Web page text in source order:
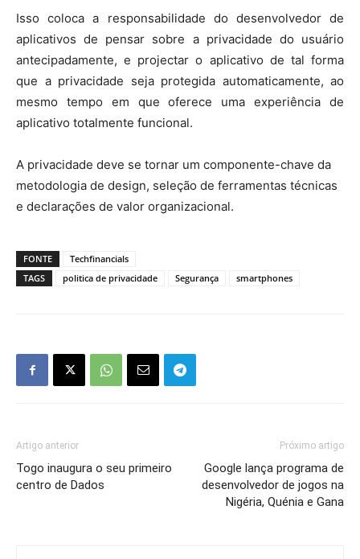
Isso coloca a responsabilidade do desenvolvedor de
aplicativos de pensar sobre a privacidade do usuário
antecipadamente, e projectar o aplicativo de tal forma
que a privacidade seja protegida automaticamente, ao
mesmo tempo em que oferece uma experiência de
aplicativo totalmente funcional.
A privacidade deve se tornar um componente-chave da
metodologia de design, seleção de ferramentas técnicas
e declarações de valor organizacional.
FONTE
Techfinancials
TAGS
politica de privacidade Segurança smartphones
Artigo anterior
Togo inaugura o seu primeiro
centro de Dados
Próximo artigo
Google lança programa de
desenvolvedor de jogos na
Nigéria, Quénia e Gana